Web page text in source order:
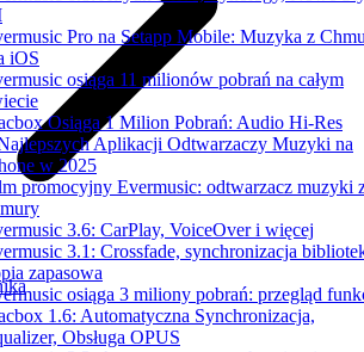
Pro na Setapp Mobile: Muzyka z
iOS
osiąga 11 milionów pobrań na całym
Osiąga 1 Milion Pobrań: Audio Hi-Res
Aplikacji Odtwarzaczy Muzyki na
w 2025
promocyjny Evermusic: odtwarzacz muzyki
3.6: CarPlay, VoiceOver i więcej
3.1: Crossfade, synchronizacja
zapasowa
osiąga 3 miliony pobrań: przegląd
1.6: Automatyczna Synchronizacja,
Obsługa OPUS